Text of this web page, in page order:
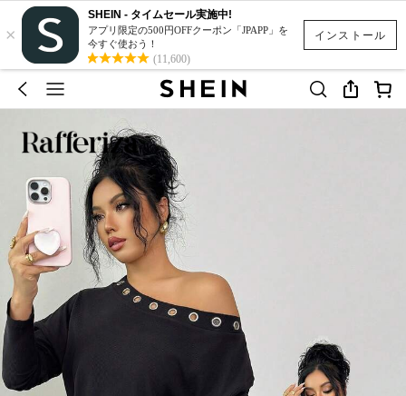
インストール
×
SHEIN - タイムセール実施中!
アプリ限定の500円OFFクーポン「JPAPP」を
今すぐ使おう！
(11,600)